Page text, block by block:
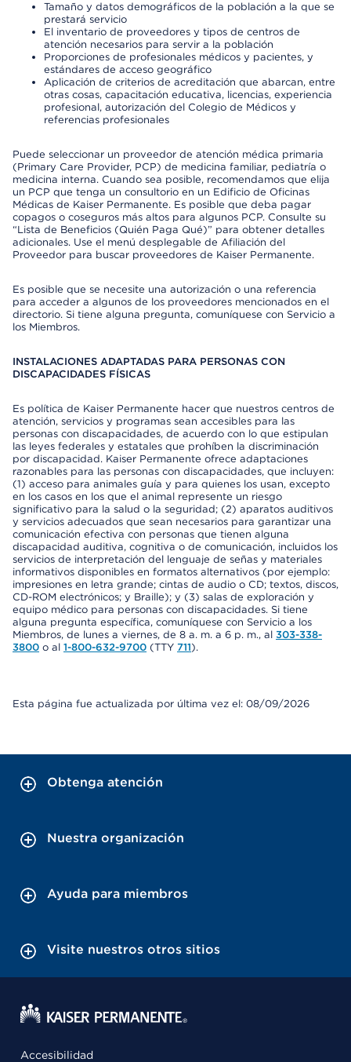
Tamaño y datos demográficos de la población a la que se
prestará servicio
El inventario de proveedores y tipos de centros de
atención necesarios para servir a la población
Proporciones de profesionales médicos y pacientes, y
estándares de acceso geográfico
Aplicación de criterios de acreditación que abarcan, entre
otras cosas, capacitación educativa, licencias, experiencia
profesional, autorización del Colegio de Médicos y
referencias profesionales
Puede seleccionar un proveedor de atención médica primaria
(Primary Care Provider, PCP) de medicina familiar, pediatría o
medicina interna. Cuando sea posible, recomendamos que elija
un PCP que tenga un consultorio en un Edificio de Oficinas
Médicas de Kaiser Permanente. Es posible que deba pagar
copagos o coseguros más altos para algunos PCP. Consulte su
“Lista de Beneficios (Quién Paga Qué)” para obtener detalles
adicionales. Use el menú desplegable de Afiliación del
Proveedor para buscar proveedores de Kaiser Permanente.
Es posible que se necesite una autorización o una referencia
para acceder a algunos de los proveedores mencionados en el
directorio. Si tiene alguna pregunta, comuníquese con Servicio a
los Miembros.
INSTALACIONES ADAPTADAS PARA PERSONAS CON
DISCAPACIDADES FÍSICAS
Es política de Kaiser Permanente hacer que nuestros centros de
atención, servicios y programas sean accesibles para las
personas con discapacidades, de acuerdo con lo que estipulan
las leyes federales y estatales que prohíben la discriminación
por discapacidad. Kaiser Permanente ofrece adaptaciones
razonables para las personas con discapacidades, que incluyen:
(1) acceso para animales guía y para quienes los usan, excepto
en los casos en los que el animal represente un riesgo
significativo para la salud o la seguridad; (2) aparatos auditivos
y servicios adecuados que sean necesarios para garantizar una
comunicación efectiva con personas que tienen alguna
discapacidad auditiva, cognitiva o de comunicación, incluidos los
servicios de interpretación del lenguaje de señas y materiales
informativos disponibles en formatos alternativos (por ejemplo:
impresiones en letra grande; cintas de audio o CD; textos, discos,
CD-ROM electrónicos; y Braille); y (3) salas de exploración y
equipo médico para personas con discapacidades. Si tiene
alguna pregunta específica, comuníquese con Servicio a los
Miembros, de lunes a viernes, de 8 a. m. a 6 p. m., al 303-338-
3800 o al 1-800-632-9700 (TTY 711).
Esta página fue actualizada por última vez el: 08/09/2026
Obtenga atención
Nuestra organización
Ayuda para miembros
Visite nuestros otros sitios
Accesibilidad